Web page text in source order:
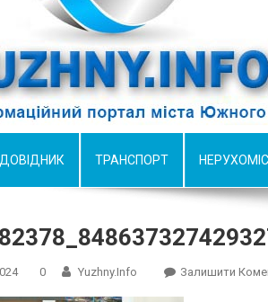
ДОВІДНИК ТРАНСПОРТ
0 Yuzhny.info Залишити